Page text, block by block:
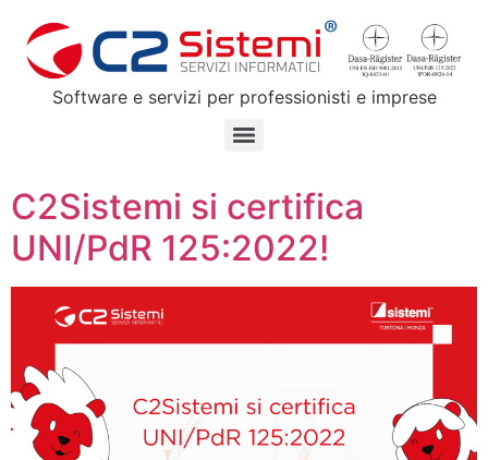
Software e servizi per professionisti e imprese
C2Sistemi si certifica
UNI/PdR 125:2022!